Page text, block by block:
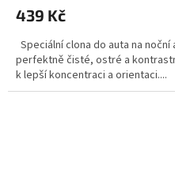
439 Kč
Speciální clona do auta na
perfektně čisté, ostré a
k lepší koncentraci a orientaci....